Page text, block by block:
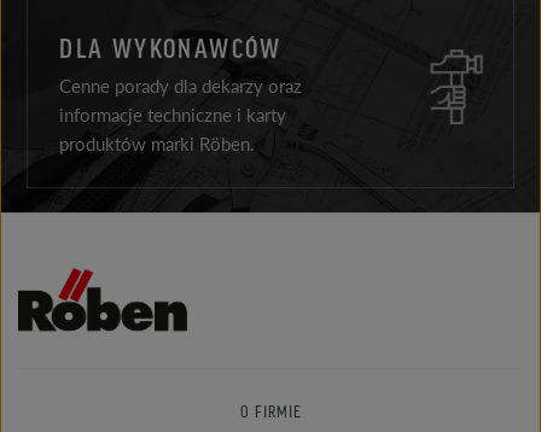
DLA WYKONAWCÓW
Cenne porady dla dekarzy oraz
informacje techniczne i karty
produktów marki Röben.
O FIRMIE